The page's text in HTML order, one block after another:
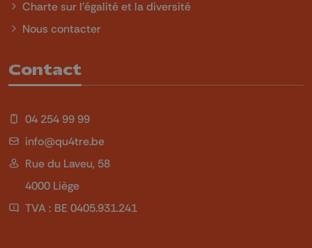
Charte sur l'égalité et la diversité
Nous contacter
Contact
04 254 99 99
info@qu4tre.be
Rue du Laveu, 58
4000 Liège
TVA : BE 0405.931.241